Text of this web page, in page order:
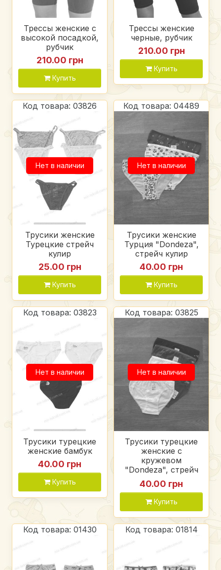
Трессы женские с
высокой посадкой,
рубчик
210.00 грн
Купить
Трессы женские
черные, рубчик
210.00 грн
Купить
Код товара: 03826
Нет в наличии
Трусики женские
Турецкие стрейч
кулир
25.00 грн
Купить
Код товара: 04489
Нет в наличии
Трусики женские
Турция "Dondeza",
стрейч кулир
40.00 грн
Купить
Код товара: 03823
Нет в наличии
Трусики турецкие
женские бамбук
40.00 грн
Купить
Код товара: 03825
Нет в наличии
Трусики турецкие
женские с
кружевом
"Dondeza", стрейч
кулир
40.00 грн
Купить
Код товара: 01430 Код товара: 01814